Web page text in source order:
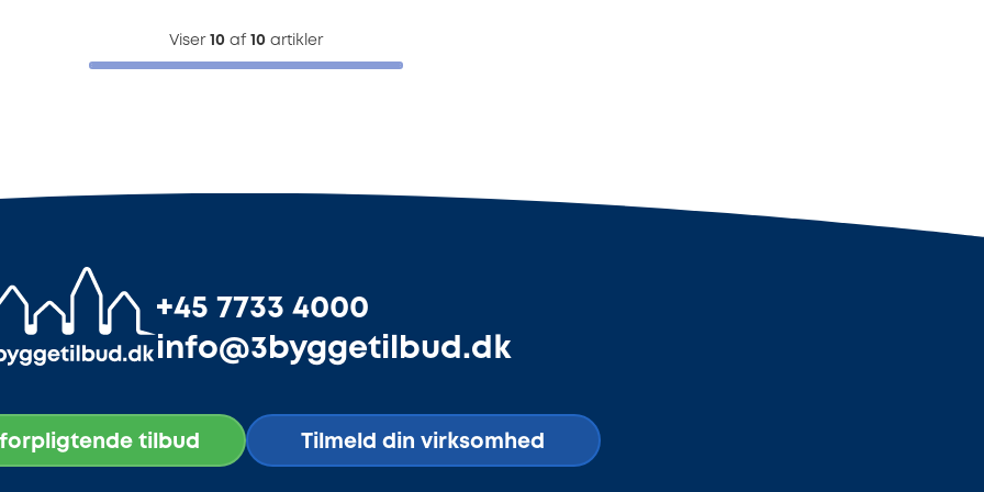
Viser 10 af 10 artikler
+45 7733 4000
info@3byggetilbud.dk
tilbud Tilmeld din virksomhed